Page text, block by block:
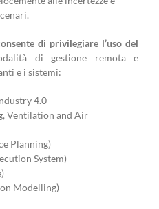
di privilegiare l’uso del
di gestione remota e
e i sistemi:
4.0
Ventilation and Air
Planning)
System)
Modelling)